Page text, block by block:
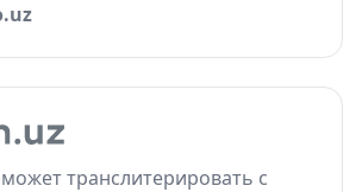
транслитерировать с